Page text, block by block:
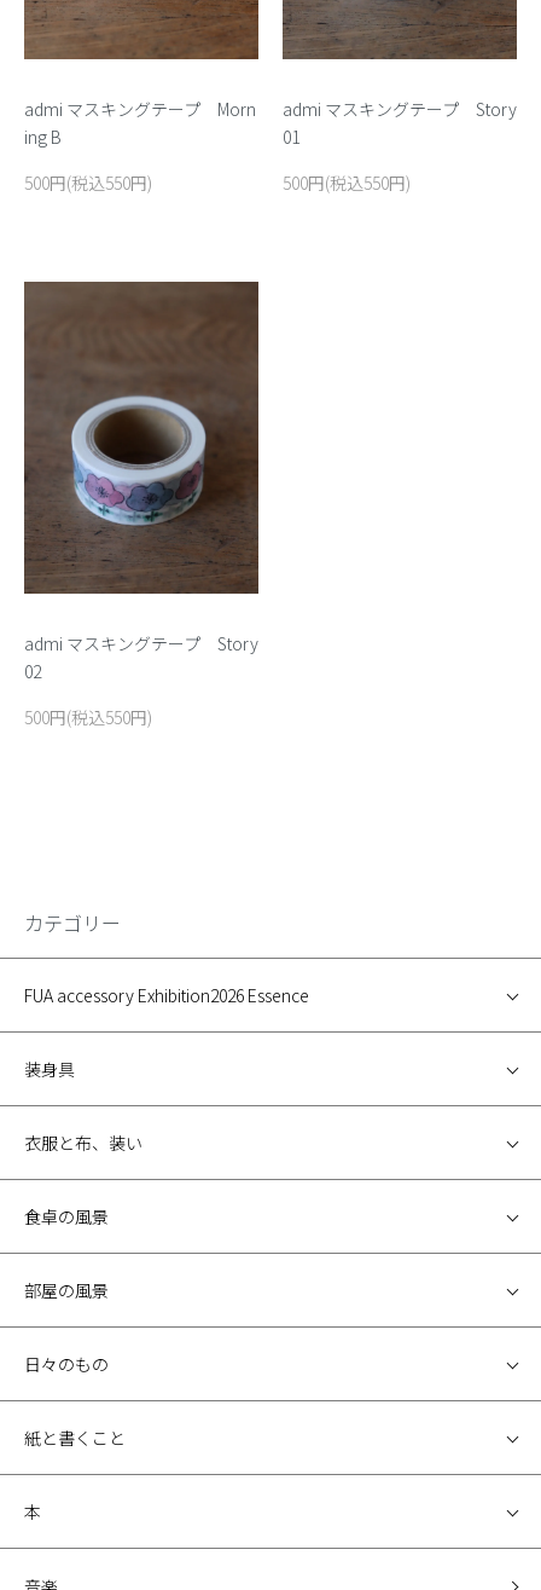
admi マスキングテープ Morn
ing B
500円(税込550円)
admi マスキングテープ Story
01
500円(税込550円)
admi マスキングテープ Story
02
500円(税込550円)
カテゴリー
FUA accessory Exhibition2026 Essence
装身具
衣服と布、装い
食卓の風景
部屋の風景
日々のもの
紙と書くこと
本